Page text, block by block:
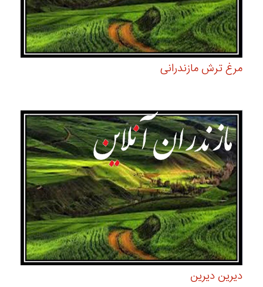
مرغ ترش مازندرانی
دیرین دیرین